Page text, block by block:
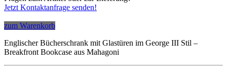
Jetzt Kontaktanfrage senden!
zum Warenkorb
Englischer Bücherschrank mit Glastüren im George III Stil –
Breakfront Bookcase aus Mahagoni